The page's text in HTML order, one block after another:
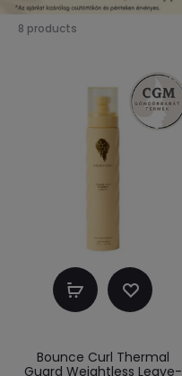
8 products
Kosárba
Bounce Curl Thermal
Guard Weightless Leave-